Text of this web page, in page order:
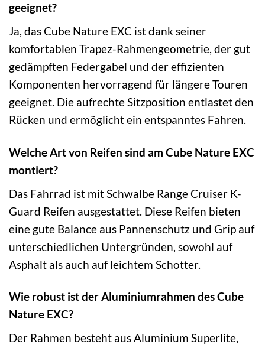
geeignet?
Ja, das Cube Nature EXC ist dank seiner
komfortablen Trapez-Rahmengeometrie, der gut
gedämpften Federgabel und der effizienten
Komponenten hervorragend für längere Touren
geeignet. Die aufrechte Sitzposition entlastet den
Rücken und ermöglicht ein entspanntes Fahren.
Welche Art von Reifen sind am Cube Nature EXC
montiert?
Das Fahrrad ist mit Schwalbe Range Cruiser K-
Guard Reifen ausgestattet. Diese Reifen bieten
eine gute Balance aus Pannenschutz und Grip auf
unterschiedlichen Untergründen, sowohl auf
Asphalt als auch auf leichtem Schotter.
Wie robust ist der Aluminiumrahmen des Cube
Nature EXC?
Der Rahmen besteht aus Aluminium Superlite,